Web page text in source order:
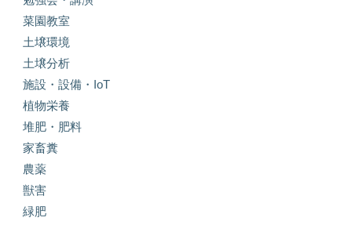
菜園教室
土壌環境
土壌分析
施設・設備・IoT
植物栄養
堆肥・肥料
家畜糞
農薬
獣害
緑肥